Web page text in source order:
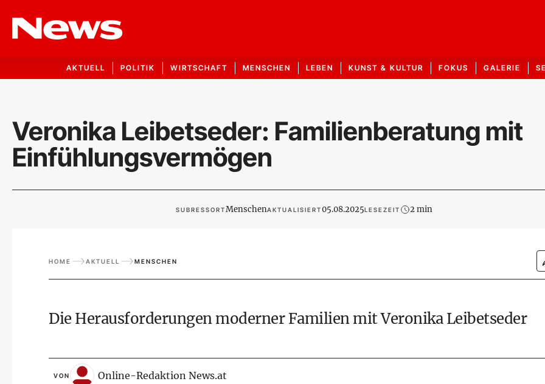
AKTUELL POLITIK WIRTSCHAFT MENSCHEN LEBEN KUNST & KULTUR FOKUS GALERIE
Veronika Leibetseder: Familienberatung mit
Einfühlungsvermögen
SUBRESSORTMenschenAKTUALISIERT05.08.2025LESEZEIT 2 min
HOME AKTUELL MENSCHEN
Die Herausforderungen moderner Familien mit Veronika Leibetseder
VON Online-Redaktion News.at